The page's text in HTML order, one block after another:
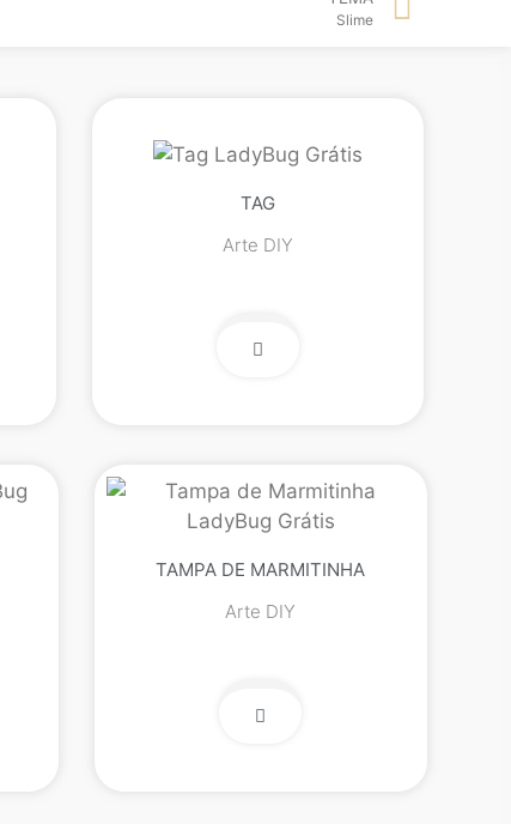
Slime
TAG
Arte DIY
TAMPA DE MARMITINHA
Arte DIY